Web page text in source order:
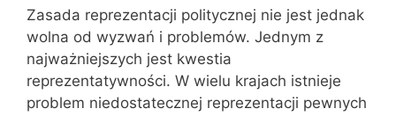
Zasada reprezentacji politycznej nie jest jednak
wolna od wyzwań i problemów. Jednym z
najważniejszych jest kwestia
reprezentatywności. W wielu krajach istnieje
problem niedostatecznej reprezentacji pewnych